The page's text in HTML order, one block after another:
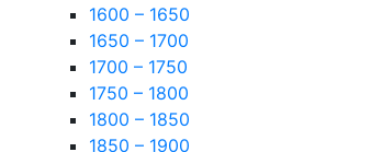
1600 – 1650
1650 – 1700
1700 – 1750
1750 – 1800
1800 – 1850
1850 – 1900